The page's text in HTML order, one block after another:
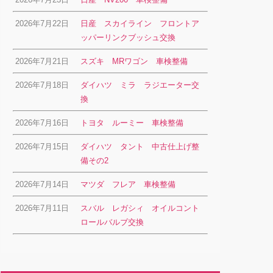
2026年7月22日
日産 スカイライン フロントア
ッパーリンクブッシュ交換
2026年7月21日 スズキ MRワゴン 車検整備
2026年7月18日
ダイハツ ミラ ラジエーター交
換
2026年7月16日 トヨタ ルーミー 車検整備
2026年7月15日
ダイハツ タント 中古仕上げ整
備その2
2026年7月14日 マツダ フレア 車検整備
2026年7月11日
スバル レガシィ オイルコント
ロールバルブ交換